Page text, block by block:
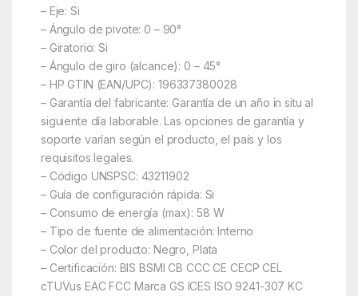
– Eje: Si
– Ángulo de pivote: 0 – 90°
– Giratorio: Si
– Ángulo de giro (alcance): 0 – 45°
– HP GTIN (EAN/UPC): 196337380028
– Garantía del fabricante: Garantía de un año in situ al
siguiente día laborable. Las opciones de garantía y
soporte varían según el producto, el país y los
requisitos legales.
– Código UNSPSC: 43211902
– Guía de configuración rápida: Si
– Consumo de energía (max): 58 W
– Tipo de fuente de alimentación: Interno
– Color del producto: Negro, Plata
– Certificación: BIS BSMI CB CCC CE CECP CEL
cTUVus EAC FCC Marca GS ICES ISO 9241-307 KC